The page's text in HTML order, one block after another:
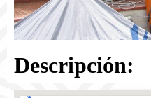
Descripción: